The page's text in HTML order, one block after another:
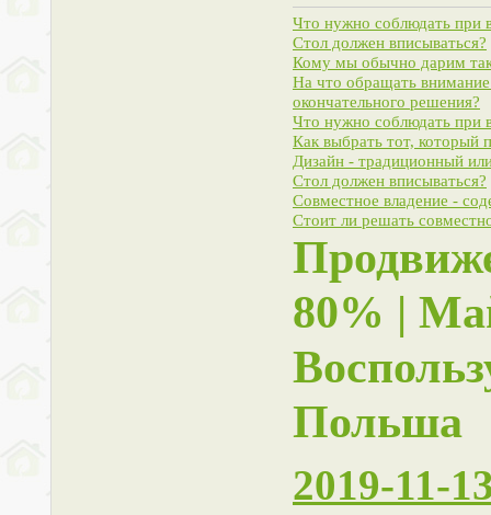
Что нужно соблюдать при
Стол должен вписываться?
Кому мы обычно дарим
На что обращать
окончательного решения?
Что нужно соблюдать при
Как выбрать тот, который
Дизайн - традиционный
Стол должен вписываться?
Совместное владение -
Стоит ли решать
80% |
Польша
2019-11-